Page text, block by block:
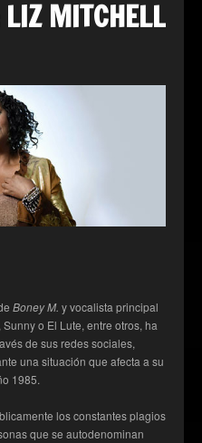
MITCHELL
Boney M. y vocalista principal
o El Lute, entre otros, ha
de sus redes sociales,
una situación que afecta a su
1985.
los constantes plagios
que se autodenominan